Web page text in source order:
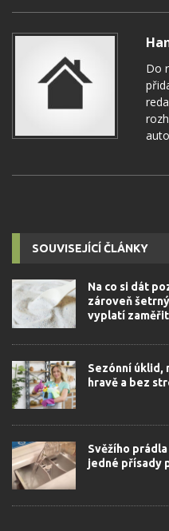
Do
SOUVISEJÍCÍ ČLÁNKY
Na co si dát
zároveň
vyplatí
Sezónní úklid,
hravě a bez
Svěžího
jedné přísady